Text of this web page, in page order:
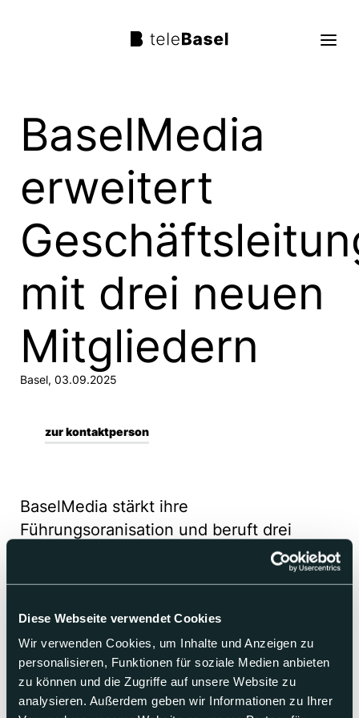
Diese Webseite verwendet Cookies
Wir verwenden Cookies, um Inhalte und Anzeigen zu
personalisieren, Funktionen für soziale Medien anbieten
zu können und die Zugriffe auf unsere Website zu
analysieren. Außerdem geben wir Informationen zu Ihrer
Live TV
Sendungen
TV Programm
Über uns
Suche
BaselMedia
erweitert
mit drei neuen
Mitgliedern
Basel, 03.09.2025
zur kontaktperson
BaselMedia stärkt ihre
Führungsoranisation und beruft drei
Marco Dietz tritt die Position als Leiter Sales an. Er
wechselt von CH Media zu BaselMedia. Seit über 20
Jahren ist er in der Medienbranche tätig und verfügt
über ein breites Netzwerk sowie fundierte Erfahrung im
Medienvertrieb. Zudem hat er die Ausbildung zum
diplomierten Marketingfachmann abgeschlossen.